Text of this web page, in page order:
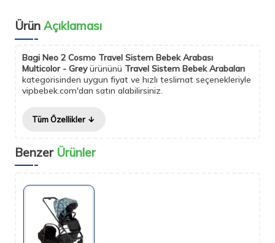
Ürün Açıklaması
Bagi Neo 2 Cosmo Travel Sistem Bebek Arabası
Multicolor - Greyürününü Travel Sistem Bebek Arabaları
kategorisinden uygun fiyat ve hızlı teslimat seçenekleriyle
vipbebek.com'dan satın alabilirsiniz.
Tüm Özellikler
BenzerÜrünler